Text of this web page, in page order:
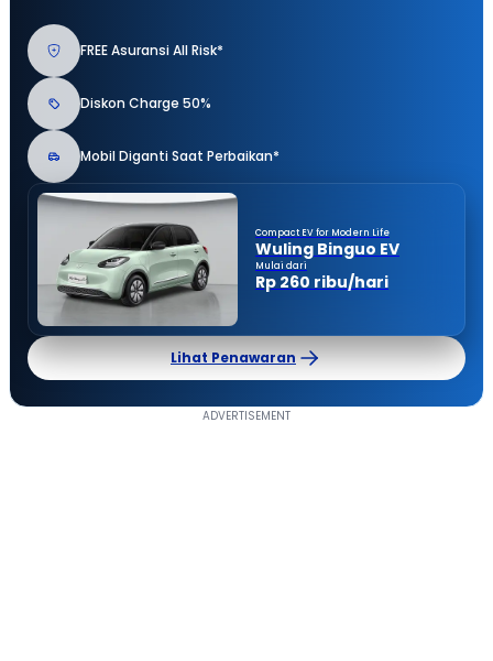
FREE Asuransi All Risk*
Diskon Charge 50%
Mobil Diganti Saat Perbaikan*
Compact EV for Modern Life
Wuling Binguo EV
Mulai dari
Rp 260 ribu/hari
Lihat Penawaran